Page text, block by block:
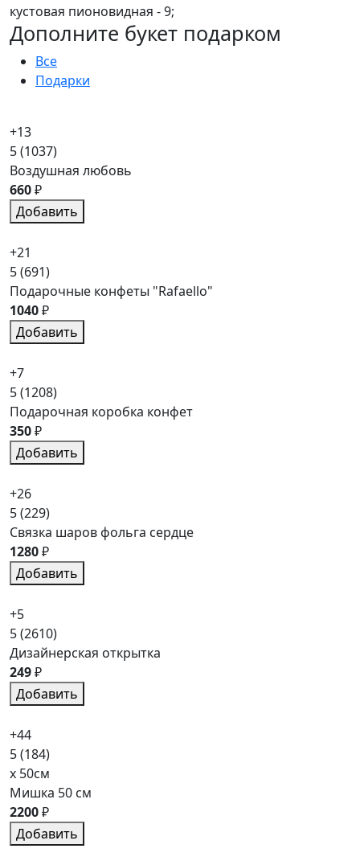
кустовая пионовидная - 9;
Дополните букет подарком
Все
Подарки
+13
5(1037)
Воздушная любовь
660₽
Добавить
+21
5(691)
Подарочные конфеты "Rafaello"
1040₽
Добавить
+7
5(1208)
Подарочная коробка конфет
350₽
Добавить
+26
5(229)
Связка шаров фольга сердце
1280₽
Добавить
+5
5(2610)
Дизайнерская открытка
249₽
Добавить
+44
5(184)
x 50см
Мишка 50 см
2200₽
Добавить